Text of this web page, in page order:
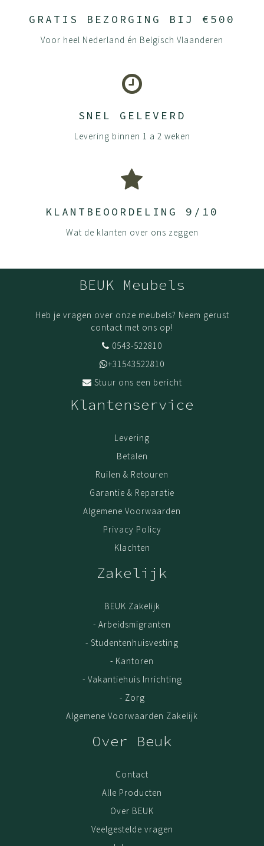
GRATIS BEZORGING BIJ €500
Voor heel Nederland én Belgisch Vlaanderen
SNEL GELEVERD
Levering binnen 1 a 2 weken
KLANTBEOORDELING 9/10
Wat de klanten over ons zeggen
BEUK Meubels
Heb je vragen over onze meubels? Neem gerust
contact met ons op!
0543-522810
+31543522810
Stuur ons een bericht
Klantenservice
Levering
Betalen
Ruilen & Retouren
Garantie & Reparatie
Algemene Voorwaarden
Privacy Policy
Klachten
Zakelijk
BEUK Zakelijk
- Arbeidsmigranten
- Studentenhuisvesting
- Kantoren
- Vakantiehuis Inrichting
- Zorg
Algemene Voorwaarden Zakelijk
Over Beuk
Contact
Alle Producten
Over BEUK
Veelgestelde vragen